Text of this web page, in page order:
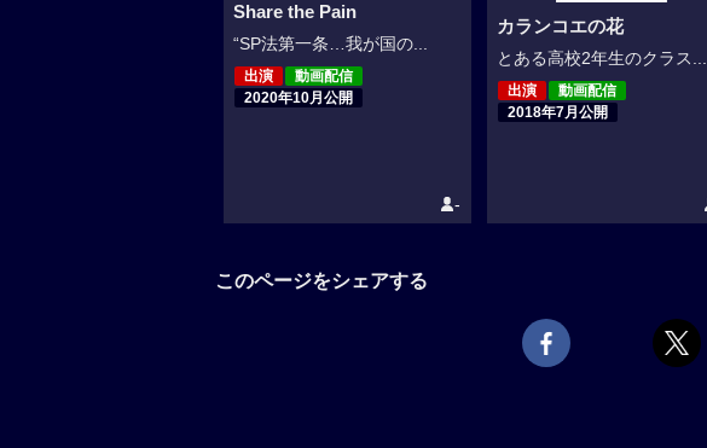
Share the Pain
“SP法第一条…我が国の...
出演
動画配信
2020年10月公開
-
カランコエの花
とある高校2年生のクラス...
出演
動画配信
2018年7月公開
このページをシェアする